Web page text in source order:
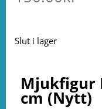
Slut i lager
Mjukfigur
cm (Nytt)